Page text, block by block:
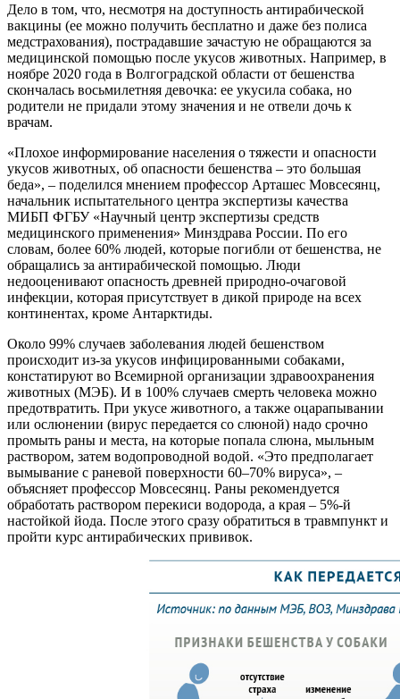
Дело в том, что, несмотря на доступ­ность антирабической
вакцины (ее мож­но получить бесплатно и даже без полиса
медстрахования), пострадавшие зачастую не обращаются за
медицинской помощью после укусов животных. Например, в
ноябре 2020 года в Волгоградской области от бешенства
скончалась восьмилетняя де­вочка: ее укусила собака, но
родители не придали этому значения и не отвели дочь к
врачам.
«Плохое информирование населения о тяжести и опасности
укусов животных, об опасности бешенства – это большая
беда», – поделился мнением профессор Арташес Мовсесянц,
начальник испы­тательного центра экспертизы качества
МИБП ФГБУ «Научный центр эксперти­зы средств
медицинского применения» Минздрава России. По его
словам, более 60% людей, которые погибли от бешен­ства, не
обращались за антирабической помощью. Люди
недооценивают опасность древней природно-очаговой
инфекции, которая присутствует в дикой природе на всех
континентах, кроме Антарктиды.
Около 99% случаев заболевания людей бешенством
происходит из-за укусов инфи­цированными собаками,
констатируют во Всемирной организации здравоохранения
животных (МЭБ). И в 100% случаев смерть человека можно
предотвратить. При уку­се животного, а также оцарапывании
или ослюнении (вирус передается со слюной) надо срочно
промыть раны и места, на ко­торые попала слюна, мыльным
раствором, затем водопроводной водой. «Это пред­полагает
вымывание с раневой поверх­ности 60–70% вируса», –
объясняет про­фессор Мовсесянц. Раны рекомендуется
обработать раствором перекиси водорода, а края – 5%-й
настойкой йода. После этого сразу обратиться в травмпункт и
пройти курс антирабических прививок.